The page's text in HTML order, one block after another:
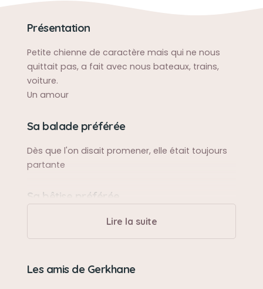
Présentation
Petite chienne de caractère mais qui ne nous
quittait pas, a fait avec nous bateaux, trains,
voiture.
Un amour
Sa balade préférée
Dès que l'on disait promener, elle était toujours
partante
Sa bêtise préférée
Grognait gentiment sur son maître
Têtue et un caractère bien trempé
Lire la suite
Les amis de Gerkhane